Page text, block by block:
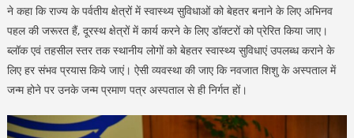
ने कहा कि राज्य के पर्वतीय क्षेत्रों में स्वास्थ्य सुविधाओं को बेहतर बनाने के लिए अभिनव
पहल की जरूरत हैं, दूरस्थ क्षेत्रों में कार्य करने के लिए डॉक्टरों को प्रेरित किया जाए।
ब्लॉक एवं तहसील स्तर तक स्थानीय लोगों को बेहतर स्वास्थ्य सुविधाएं उपलब्ध कराने के
लिए हर संभव प्रयास किये जाएं। ऐसी व्यवस्था की जाए कि नवजात शिशु के अस्पताल में
जन्म होने पर उनके जन्म प्रमाण पत्र अस्पताल से ही निर्गत हों।